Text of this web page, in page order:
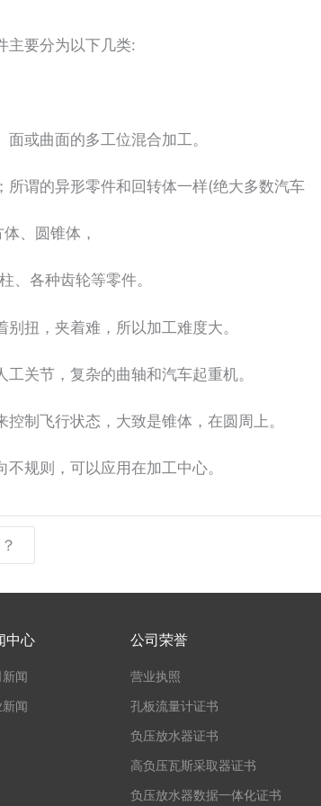
要分为以下几类:
或曲面的多工位混合加工。
谓的异形零件和回转体一样(绝大多数汽车
、圆锥体，
各种齿轮等零件。
扭，夹着难，所以加工难度大。
关节，复杂的曲轴和汽车起重机。
制飞行状态，大致是锥体，在圆周上。
规则，可以应用在加工中心。
中心
闻
闻
公司荣誉
营业执照
孔板流量计证书
负压放水器证书
高负压瓦斯采取器证书
负压放水器数据一体化证书